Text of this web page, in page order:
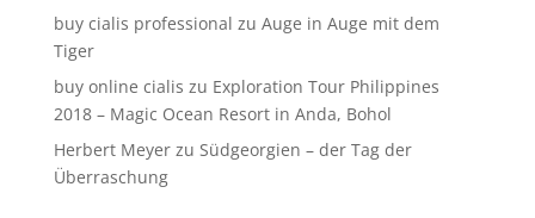
buy cialis professional zu Auge in Auge mit dem
Tiger
buy online cialis zu Exploration Tour Philippines
2018 – Magic Ocean Resort in Anda, Bohol
Herbert Meyerzu Südgeorgien – der Tag der
Überraschung